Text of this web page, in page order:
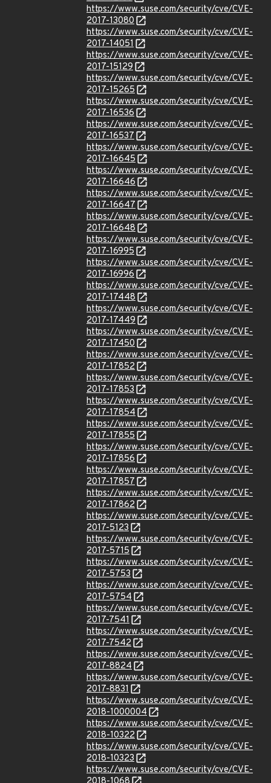
https://www.suse.com/security/cve/CVE-
2017-13080
https://www.suse.com/security/cve/CVE-
2017-14051
https://www.suse.com/security/cve/CVE-
2017-15129
https://www.suse.com/security/cve/CVE-
2017-15265
https://www.suse.com/security/cve/CVE-
2017-16536
https://www.suse.com/security/cve/CVE-
2017-16537
https://www.suse.com/security/cve/CVE-
2017-16645
https://www.suse.com/security/cve/CVE-
2017-16646
https://www.suse.com/security/cve/CVE-
2017-16647
https://www.suse.com/security/cve/CVE-
2017-16648
https://www.suse.com/security/cve/CVE-
2017-16995
https://www.suse.com/security/cve/CVE-
2017-16996
https://www.suse.com/security/cve/CVE-
2017-17448
https://www.suse.com/security/cve/CVE-
2017-17449
https://www.suse.com/security/cve/CVE-
2017-17450
https://www.suse.com/security/cve/CVE-
2017-17852
https://www.suse.com/security/cve/CVE-
2017-17853
https://www.suse.com/security/cve/CVE-
2017-17854
https://www.suse.com/security/cve/CVE-
2017-17855
https://www.suse.com/security/cve/CVE-
2017-17856
https://www.suse.com/security/cve/CVE-
2017-17857
https://www.suse.com/security/cve/CVE-
2017-17862
https://www.suse.com/security/cve/CVE-
2017-5123
https://www.suse.com/security/cve/CVE-
2017-5715
https://www.suse.com/security/cve/CVE-
2017-5753
https://www.suse.com/security/cve/CVE-
2017-5754
https://www.suse.com/security/cve/CVE-
2017-7541
https://www.suse.com/security/cve/CVE-
2017-7542
https://www.suse.com/security/cve/CVE-
2017-8824
https://www.suse.com/security/cve/CVE-
2017-8831
https://www.suse.com/security/cve/CVE-
2018-1000004
https://www.suse.com/security/cve/CVE-
2018-10322
https://www.suse.com/security/cve/CVE-
2018-10323
https://www.suse.com/security/cve/CVE-